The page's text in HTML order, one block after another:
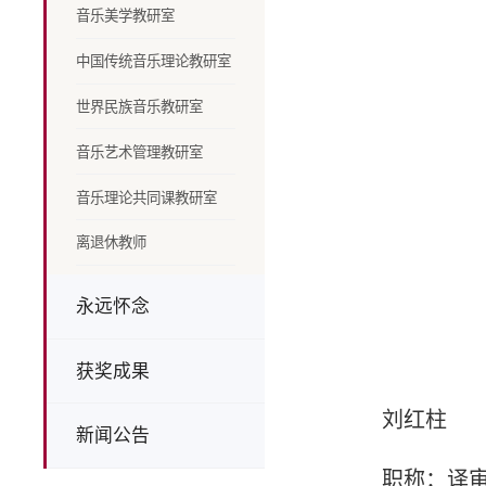
音乐美学教研室
中国传统音乐理论教研室
世界民族音乐教研室
音乐艺术管理教研室
音乐理论共同课教研室
离退休教师
永远怀念
获奖成果
新闻公告
刘红柱
职称：译